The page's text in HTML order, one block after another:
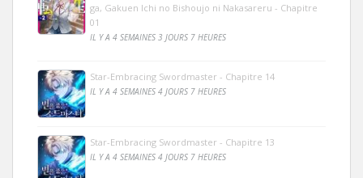
ga, Gakuen Ichi no Bishoujo ni Nakasareru - Chapitre
01
IL Y A 4 SEMAINES 3 JOURS 7 HEURES
Star-Embracing Swordmaster - Chapitre 14
IL Y A 4 SEMAINES 4 JOURS 7 HEURES
Star-Embracing Swordmaster - Chapitre 13
IL Y A 4 SEMAINES 4 JOURS 7 HEURES